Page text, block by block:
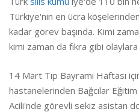
Türkiye'nin en ücra
kadar görev başında. Kimi
kimi zaman da fıkra gibi
14 Mart Tıp Bayramı Haftası
hastanelerinden Bağcılar
Acili'nde görevli sekiz asistan